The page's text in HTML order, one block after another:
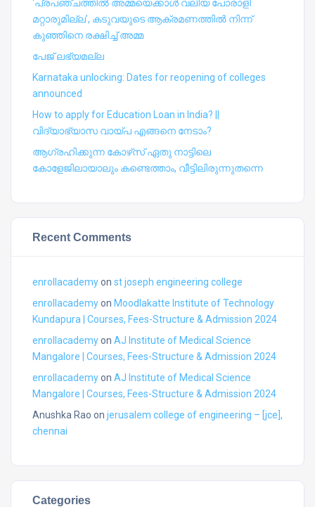
‘പ്രപഞ്ചത്തില്‍ അമ്മയെക്കാള്‍ വലിയ പോരാളി
മറ്റാരുമില്ല’, കടുവയുടെ ആക്രമണത്തില്‍ നിന്ന്
കുഞ്ഞിനെ രക്ഷിച്ച് അമ്മ
പേജ് ലഭ്യമല്ല
Karnataka unlocking: Dates for reopening of colleges
announced
How to apply for Education Loan in India? ||
വിദ്യാഭ്യാസ വായ്പ എങ്ങനെ നേടാം?
ആഗ്രഹിക്കുന്ന കോഴ്‍സ് ഏതു നാട്ടിലെ
കോളേജിലായാലും കണ്ടെത്താം, വീട്ടിലിരുന്നുതന്നെ
Recent Comments
enrollacademyon st joseph engineering college
enrollacademyon Moodlakatte Institute of Technology
Kundapura | Courses, Fees-Structure & Admission 2024
enrollacademyon AJ Institute of Medical Science
Mangalore | Courses, Fees-Structure & Admission 2024
enrollacademyon AJ Institute of Medical Science
Mangalore | Courses, Fees-Structure & Admission 2024
Anushka Rao on jerusalem college of engineering – [jce],
chennai
Categories